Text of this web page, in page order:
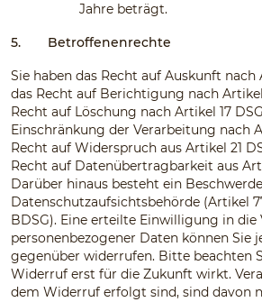
Jahre beträgt.
5. Betroffenenrechte
Sie haben das Recht auf Auskunft nach
das Recht auf Berichtigung nach Artikel
Recht auf Löschung nach Artikel 17
Einschränkung der Verarbeitung nach
Recht auf Widerspruch aus Artikel 21
Recht auf Datenübertragbarkeit aus
Darüber hinaus besteht ein
Datenschutzaufsichtsbehörde (Artikel
BDSG). Eine erteilte Einwilligung in die
personenbezogener Daten können Sie
gegenüber widerrufen. Bitte beachten
Widerruf erst für die Zukunft wirkt.
dem Widerruf erfolgt sind, sind davon